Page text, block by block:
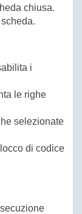
chiusa.
i
le righe
selezionate
di codice